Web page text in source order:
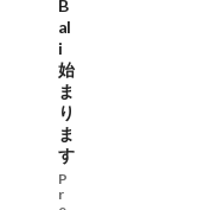
B
al
i
始
ま
り
ま
す
P
r